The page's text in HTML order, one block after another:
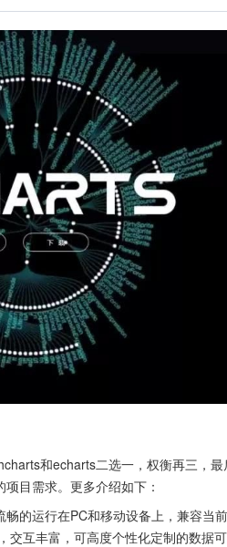
和echarts二选一，权衡再三，
目需求。更多介绍如下：
的运行在PC和移动设备上，兼容当
交互丰富，可高度个性化定制的数据